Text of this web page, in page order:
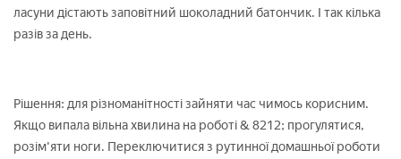
ласуни дістають заповітний шоколадний батончик. І так кілька
разів за день.
Рішення: для різноманітності зайняти час чимось корисним.
Якщо випала вільна хвилина на роботі & 8212; прогулятися,
розім'яти ноги. Переключитися з рутинної домашньої роботи